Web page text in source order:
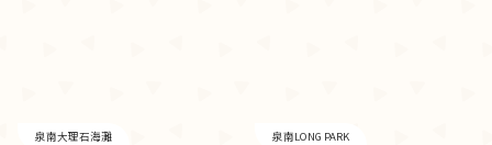
泉南大理石海灘 泉南LONG PARK